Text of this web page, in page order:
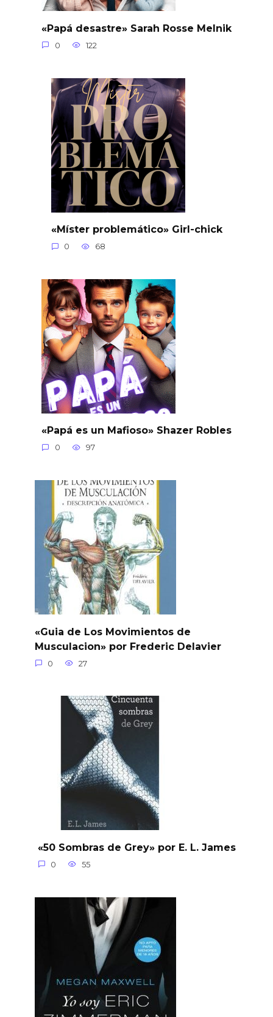
«Papá desastre» Sarah Rosse Melnik
0 122
«Míster problemático» Girl-chick
0 68
«Papá es un Mafioso» Shazer Robles
0 97
«Guia de Los Movimientos de
Musculacion» por Frederic Delavier
0 27
«50 Sombras de Grey» por E. L. James
0 55